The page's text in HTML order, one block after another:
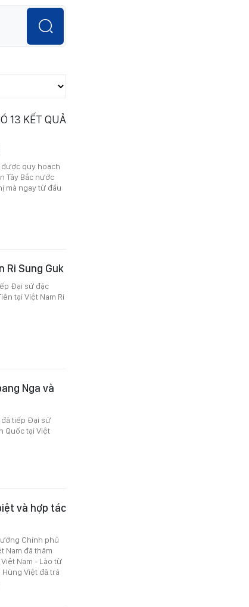
13 KẾT QUẢ
quy hoạch
Tây Bắc nước
mà ngay từ đầu
Ri Sung Guk
Đại sứ đặc
tại Việt Nam Ri
Nga và
đã tiếp Đại sứ
Quốc tại Việt
và hợp tác
Chính phủ
Nam đã thăm
Nam - Lào từ
Việt đã trả